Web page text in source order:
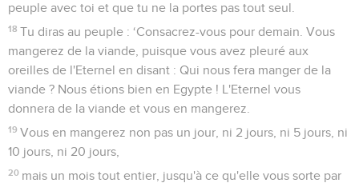
peuple avec toi et que tu ne la portes pas tout seul.
18 Tu diras au peuple : ‘Consacrez-vous pour demain. Vous
mangerez de la viande, puisque vous avez pleuré aux
oreilles de l'Eternel en disant : Qui nous fera manger de la
viande ? Nous étions bien en Egypte ! L'Eternel vous
donnera de la viande et vous en mangerez.
19 Vous en mangerez non pas un jour, ni 2 jours, ni 5 jours, ni
10 jours, ni 20 jours,
20 mais un mois tout entier, jusqu'à ce qu'elle vous sorte par